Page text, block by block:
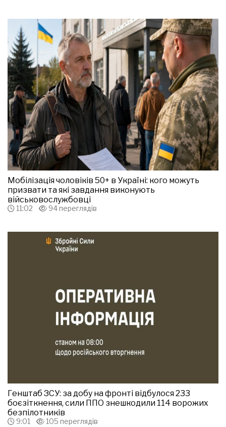
Мобілізація чоловіків 50+ в Україні: кого можуть
призвати та які завдання виконують
військовослужбовці
11:02 94 переглядів
Генштаб ЗСУ: за добу на фронті відбулося 233
боєзіткнення, сили ППО знешкодили 114 ворожих
безпілотників
9:01 105 переглядів